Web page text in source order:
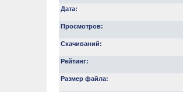
Дата:
Просмотров:
Скачиваний:
Рейтинг:
Размер файла: